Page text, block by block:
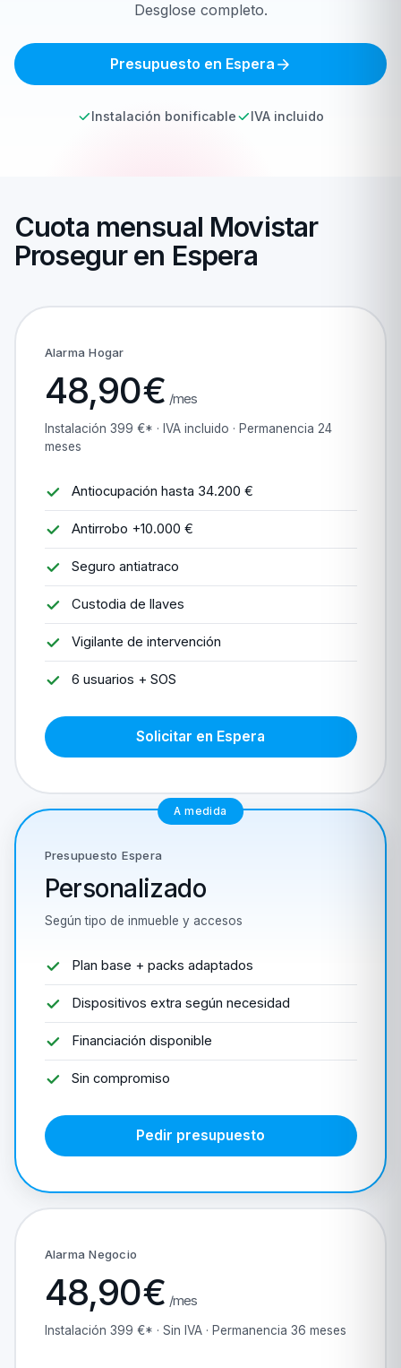
Desglose completo.
Presupuesto en Espera
Instalación bonificable IVA incluido
Cuota mensual Movistar
Prosegur en Espera
Alarma Hogar
48,90€ /mes
Instalación 399 €* · IVA incluido · Permanencia 24
meses
Antiocupación hasta 34.200 €
Antirrobo +10.000 €
Seguro antiatraco
Custodia de llaves
Vigilante de intervención
6 usuarios + SOS
Solicitar en Espera
A medida
Presupuesto Espera
Personalizado
Según tipo de inmueble y accesos
Plan base + packs adaptados
Dispositivos extra según necesidad
Financiación disponible
Sin compromiso
Pedir presupuesto
Alarma Negocio
48,90€ /mes
Instalación 399 €* · Sin IVA · Permanencia 36 meses